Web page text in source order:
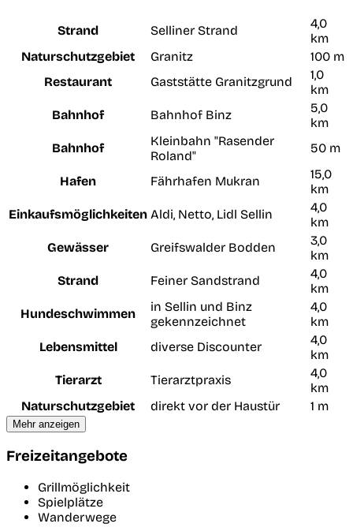
Strand Selliner Strand
4,0
km
Naturschutzgebiet
Granitz
100 m
Restaurant
Gaststätte Granitzgrund
1,0
km
Bahnhof
Bahnhof Binz
5,0
km
Bahnhof
Kleinbahn "Rasender
Roland"
50 m
Hafen Fährhafen Mukran
15,0
km
Einkaufsmöglichkeiten Aldi, Netto, Lidl Sellin
4,0
km
Gewässer
Greifswalder Bodden
3,0
km
Strand
Feiner Sandstrand
4,0
km
Hundeschwimmen
in Sellin und Binz
gekennzeichnet
4,0
km
Lebensmittel
diverse Discounter
4,0
km
Tierarzt
Tierarztpraxis
4,0
km
Naturschutzgebiet
direkt vor der Haustür 1 m
Mehr anzeigen
Freizeitangebote
Grillmöglichkeit
Spielplätze
Wanderwege